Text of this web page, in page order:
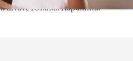
штате Южная Каролина.